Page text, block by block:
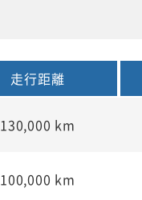
走行距離
130,000 km
100,000 km